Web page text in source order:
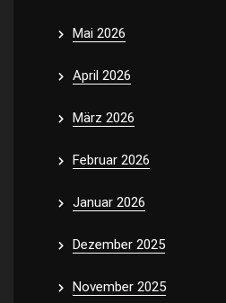
Mai 2026
April 2026
März 2026
Februar 2026
Januar 2026
Dezember 2025
November 2025